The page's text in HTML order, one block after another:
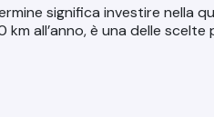
significa investire nella
km all’anno, è una delle scelte